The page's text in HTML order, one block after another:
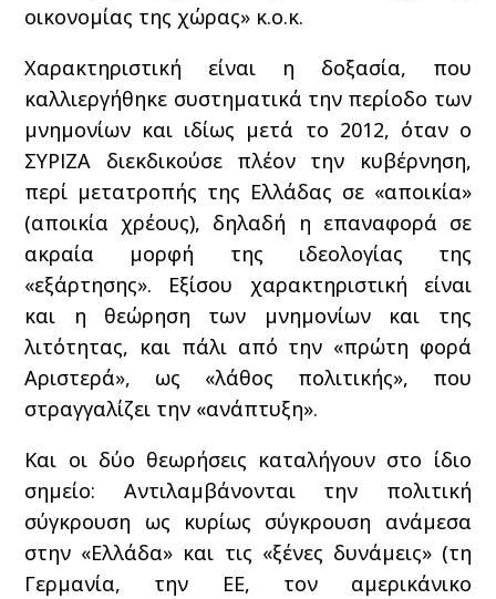
οικονομίας της χώρας» κ.ο.κ.
Χαρακτηριστική είναι η δοξασία, που
καλλιεργήθηκε συστηματικά την περίοδο των
μνημονίων και ιδίως μετά το 2012, όταν ο
ΣΥΡΙΖΑ διεκδικούσε πλέον την κυβέρνηση,
περί μετατροπής της Ελλάδας σε «αποικία»
(αποικία χρέους), δηλαδή η επαναφορά σε
ακραία μορφή της ιδεολογίας της
«εξάρτησης». Εξίσου χαρακτηριστική είναι
και η θεώρηση των μνημονίων και της
λιτότητας, και πάλι από την «πρώτη φορά
Αριστερά», ως «λάθος πολιτικής», που
στραγγαλίζει την «ανάπτυξη».
Και οι δύο θεωρήσεις καταλήγουν στο ίδιο
σημείο: Αντιλαμβάνονται την πολιτική
σύγκρουση ως κυρίως σύγκρουση ανάμεσα
στην «Ελλάδα» και τις «ξένες δυνάμεις» (τη
Γερμανία, την ΕΕ, τον αμερικάνικο